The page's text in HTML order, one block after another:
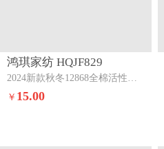
鸿琪家纺 HQJF829
￥ 15.00